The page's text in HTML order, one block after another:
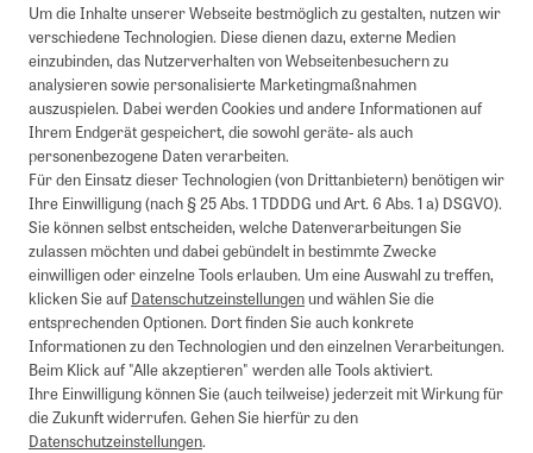
Um die Inhalte unserer Webseite bestmöglich zu gestalten, nutzen wir
verschiedene Technologien. Diese dienen dazu, externe Medien
einzubinden, das Nutzerverhalten von Webseitenbesuchern zu
analysieren sowie personalisierte Marketingmaßnahmen
auszuspielen. Dabei werden Cookies und andere Informationen auf
Ihrem Endgerät gespeichert, die sowohl geräte- als auch
personenbezogene Daten verarbeiten.
Für den Einsatz dieser Technologien (von Drittanbietern) benötigen wir
Ihre Einwilligung (nach § 25 Abs. 1 TDDDG und Art. 6 Abs. 1 a) DSGVO).
Sie können selbst entscheiden, welche Datenverarbeitungen Sie
zulassen möchten und dabei gebündelt in bestimmte Zwecke
einwilligen oder einzelne Tools erlauben. Um eine Auswahl zu treffen,
klicken Sie aufDatenschutzeinstellungenund wählen Sie die
entsprechenden Optionen. Dort finden Sie auch konkrete
Informationen zu den Technologien und den einzelnen Verarbeitungen.
Beim Klick auf "Alle akzeptieren" werden alle Tools aktiviert.
Ihre Einwilligung können Sie (auch teilweise) jederzeit mit Wirkung für
die Zukunft widerrufen. Gehen Sie hierfür zu den
Datenschutzeinstellungen.